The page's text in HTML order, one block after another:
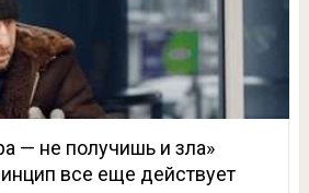
— не получишь и зла»
все еще действует